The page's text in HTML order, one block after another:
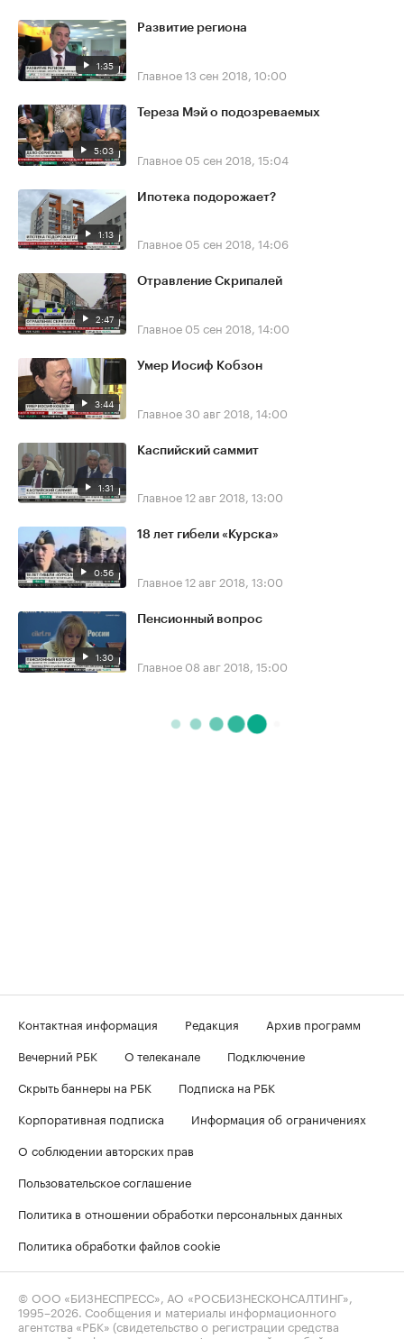
1:35
Развитие региона
Главное13 сен 2018, 10:00
5:03
Тереза Мэй о подозреваемых
Главное 05 сен 2018, 15:04
1:13
Ипотека подорожает?
Главное 05 сен 2018, 14:06
2:47
Отравление Скрипалей
Главное 05 сен 2018, 14:00
3:44
Умер Иосиф Кобзон
Главное30 авг 2018, 14:00
1:31
Каспийский саммит
Главное12 авг 2018, 13:00
0:56
18 лет гибели «Курска»
Главное12 авг 2018, 13:00
1:30
Пенсионный вопрос
Главное 08 авг 2018, 15:00
Контактная информация Редакция
Архив программ
Вечерний РБК
О телеканале
Подключение
Скрыть баннеры на РБК
Подписка на РБК
Корпоративная подписка
Информация об ограничениях
О соблюдении авторских прав
Пользовательское соглашение
Политика в отношении обработки персональных данных
Политика обработки файлов cookie
© ООО «БИЗНЕСПРЕСС», АО «РОСБИЗНЕСКОНСАЛТИНГ»,
1995–2026 . Сообщения и материалы информационного
агентства «РБК» (свидетельство о регистрации средства